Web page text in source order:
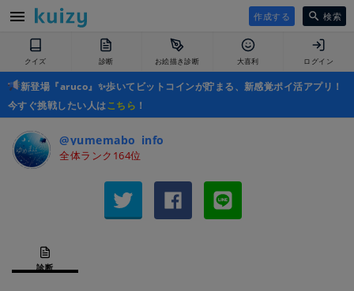
作成する 検索
クイズ 診断 お絵描き診断 大喜利 ログイン
新登場『aruco』✨歩いてビットコインが貯まる、新感覚ポイ活アプリ！
今すぐ挑戦したい人はこちら ！
@yumemabo_info
全体ランク164位
診断